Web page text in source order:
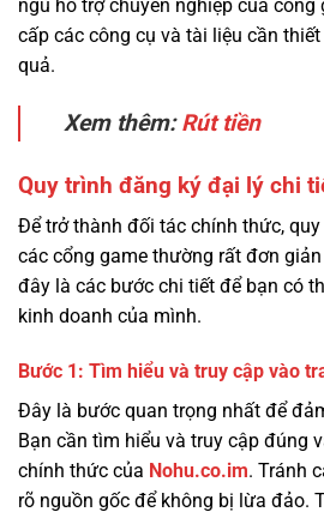
ngũ hỗ trợ chuyên nghiệp của cổng
cấp các công cụ và tài liệu cần
quả.
Xem thêm:Rút tiền
Quy trình đăng ký đại lý chi
Để trở thành đối tác chính thức,
các cổng game thường rất đơn
đây là các bước chi tiết để bạn có
kinh doanh của mình.
Bước 1: Tìm hiểu và truy cập vào
Đây là bước quan trọng nhất để
Bạn cần tìm hiểu và truy cập đúng
chính thức của Nohu.co.im. Tránh
rõ nguồn gốc để không bị lừa đảo.